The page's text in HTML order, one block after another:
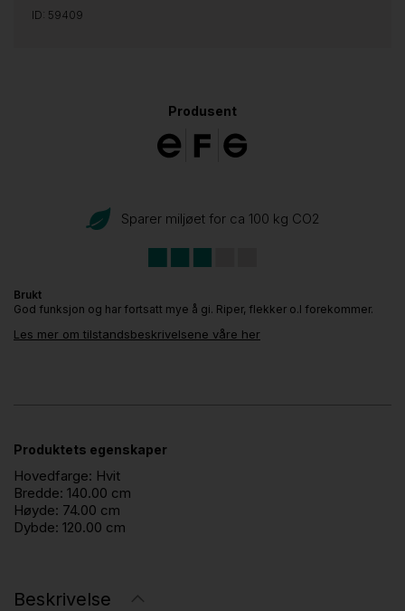
ID: 59409
Produsent
Sparer miljøet for ca 100 kg CO2
Brukt
God funksjon og har fortsatt mye å gi. Riper, flekker o.l forekommer.
Les mer om tilstandsbeskrivelsene våre her
Produktets egenskaper
Hovedfarge: Hvit
Bredde: 140.00 cm
Høyde: 74.00 cm
Dybde: 120.00 cm
Beskrivelse